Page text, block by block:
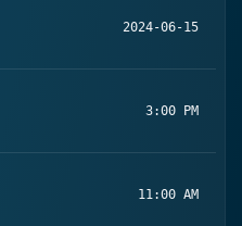
2024-06-15
3:00 PM
11:00 AM